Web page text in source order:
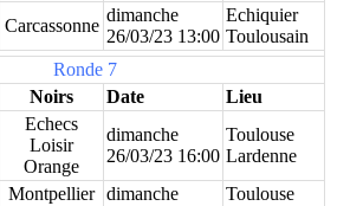
Carcassonne
dimanche
26/03/23 13:00
Echiquier
Toulousain
Ronde 7
Noirs Date
Lieu
Echecs
Loisir
Orange
dimanche
26/03/23 16:00
Toulouse
Lardenne
Montpellier dimanche
Toulouse